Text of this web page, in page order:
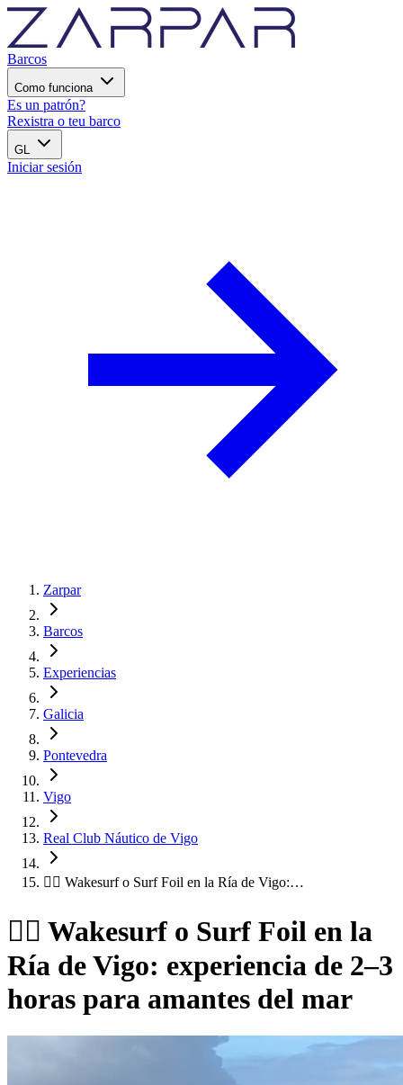
Barcos
Como funciona
Es un patrón?
Rexistra o teu barco
GL
Iniciar sesión
Zarpar
Barcos
Experiencias
Galicia
Pontevedra
Vigo
Real Club Náutico de Vigo
🏄‍♂️ Wakesurf o Surf Foil en la Ría de Vigo:…
🏄‍♂️ Wakesurf o Surf Foil en la
Ría de Vigo: experiencia de 2–3
horas para amantes del mar